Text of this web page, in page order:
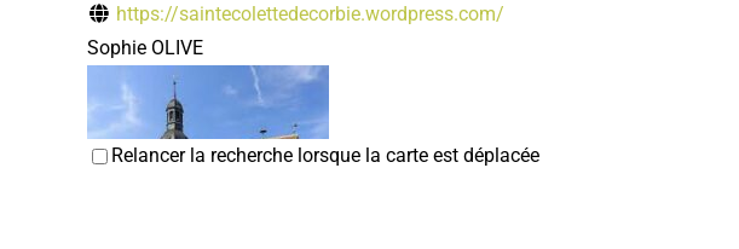
https://saintecolettedecorbie.wordpress.com/
Sophie OLIVE
Relancer la recherche lorsque la carte est déplacée